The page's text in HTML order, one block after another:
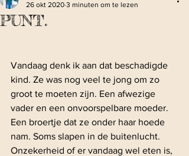
PUNT.
26 okt 2020 3 minuten om te lezen
Vandaag denk ik aan dat beschadigde
kind. Ze was nog veel te jong om zo
groot te moeten zijn. Een afwezige
vader en een onvoorspelbare moeder.
Een broertje dat ze onder haar hoede
nam. Soms slapen in de buitenlucht.
Onzekerheid of er vandaag wel eten is,